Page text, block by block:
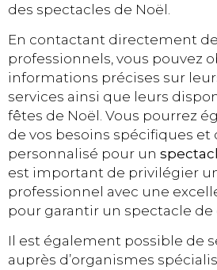
des spectacles de Noël.
En contactant directement
professionnels, vous pouvez
informations précises sur
services ainsi que leurs
fêtes de Noël. Vous pourrez
de vos besoins spécifiques
personnalisé pour un
est important de privilégier
professionnel avec une
pour garantir un spectacle de
Il est également possible de
auprès d’organismes